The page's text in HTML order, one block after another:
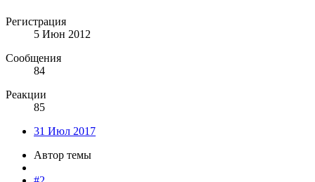
Регистрация
5 Июн 2012
Сообщения
84
Реакции
85
31 Июл 2017
Автор темы